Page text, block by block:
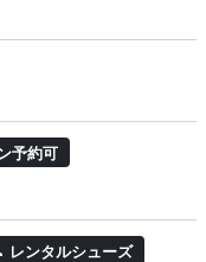
予約可
レンタルシューズ